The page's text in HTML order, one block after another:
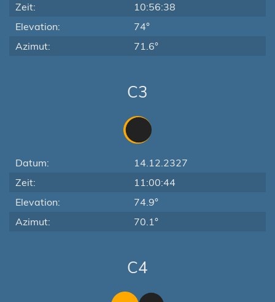
Zeit:
10:56:38
Elevation:
74°
Azimut:
71.6°
C3
Datum:
14.12.2327
Zeit:
11:00:44
Elevation:
74.9°
Azimut:
70.1°
C4